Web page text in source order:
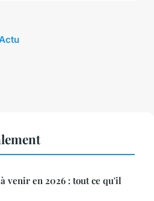
venir en 2026 : tout ce qu'il